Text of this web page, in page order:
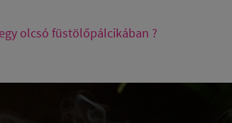
olcsó füstölőpálcikában ?